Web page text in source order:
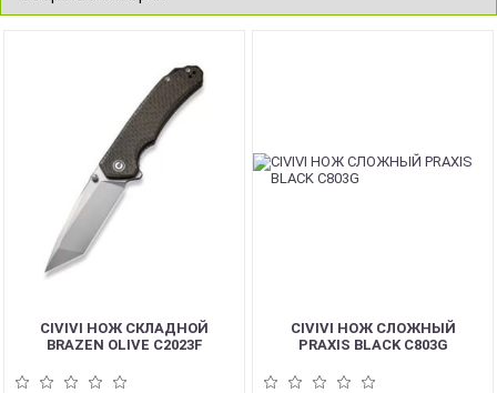
CIVIVI НОЖ СКЛАДНОЙ
BRAZEN OLIVE C2023F
CIVIVI НОЖ СЛОЖНЫЙ
PRAXIS BLACK C803G